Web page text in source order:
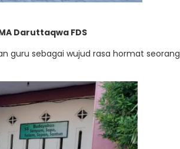
Daruttaqwa FDS
guru sebagai wujud rasa hormat seorang